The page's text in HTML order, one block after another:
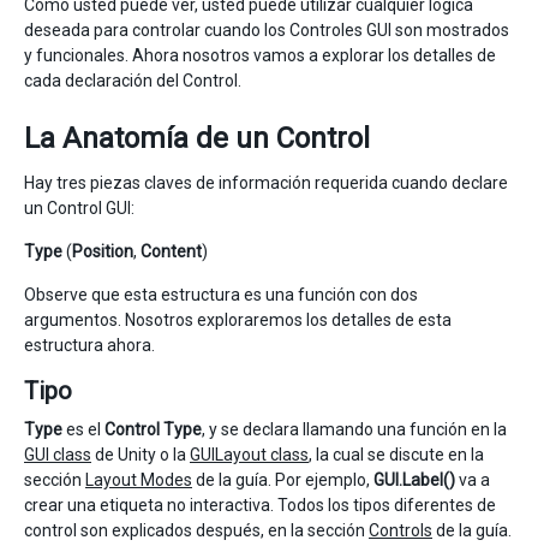
Como usted puede ver, usted puede utilizar cualquier lógica
deseada para controlar cuando los Controles GUI son mostrados
y funcionales. Ahora nosotros vamos a explorar los detalles de
cada declaración del Control.
La Anatomía de un Control
Hay tres piezas claves de información requerida cuando declare
un Control GUI:
Type(Position, Content)
Observe que esta estructura es una función con dos
argumentos. Nosotros exploraremos los detalles de esta
estructura ahora.
Tipo
Typees el Control Type, y se declara llamando una función en la
GUI class de Unity o la GUILayout class, la cual se discute en la
sección Layout Modes de la guía. Por ejemplo, GUI.Label()va a
crear una etiqueta no interactiva. Todos los tipos diferentes de
control son explicados después, en la sección Controls de la guía.